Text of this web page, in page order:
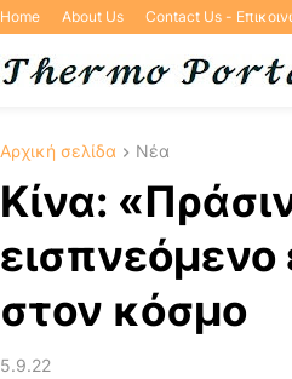
Home About Us Contact Us -
Αρχική σελίδα Νέα
Κίνα:
εισπνεόμενο
στον κόσμο
5.9.22